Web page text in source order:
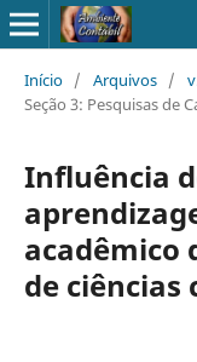
Início / Arquivos /
Seção 3: Pesquisas de
Influência
acadêmico
de ciências